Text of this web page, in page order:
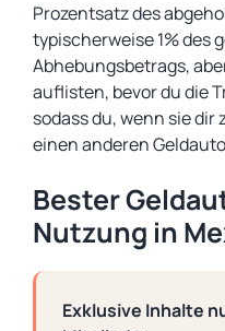
Prozentsatz des
typischerweise 1% des
Abhebungsbetrags,
auflisten, bevor du die
sodass du, wenn sie
einen anderen
Bester
Nutzung in
Exklusive Inhalte